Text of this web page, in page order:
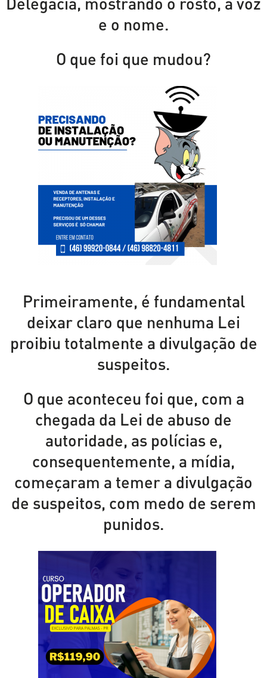
e o nome.
O que foi que mudou?
Primeiramente, é fundamental
deixar claro que nenhuma Lei
proibiu totalmente a divulgação de
suspeitos.
O que aconteceu foi que, com a
chegada da Lei de abuso de
autoridade, as polícias e,
consequentemente, a mídia,
começaram a temer a divulgação
de suspeitos, com medo de serem
punidos.